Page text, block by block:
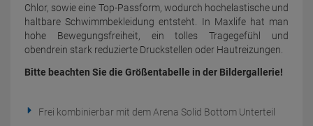
Chlor, sowie eine Top-Passform, wodurch hochelastische und
haltbare Schwimmbekleidung entsteht. In Maxlife hat man
hohe Bewegungsfreiheit, ein tolles Tragegefühl und
obendrein stark reduzierte Druckstellen oder Hautreizungen.
Bitte beachten Sie die Größentabelle in der Bildergallerie!
Frei kombinierbar mit dem Arena Solid Bottom Unterteil